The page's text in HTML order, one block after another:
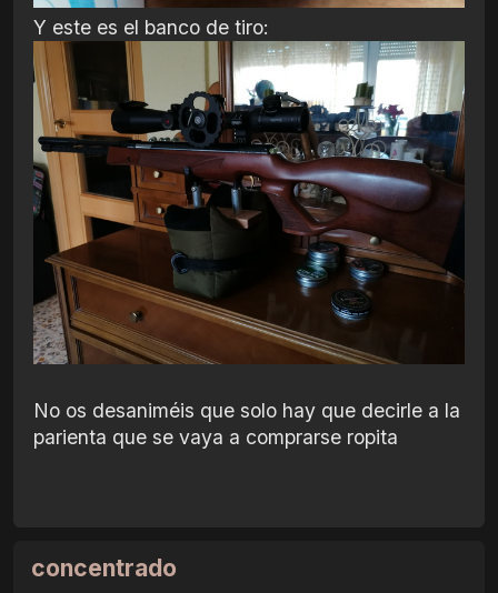
Y este es el banco de tiro:
No os desaniméis que solo hay que decirle a la
parienta que se vaya a comprarse ropita
concentrado